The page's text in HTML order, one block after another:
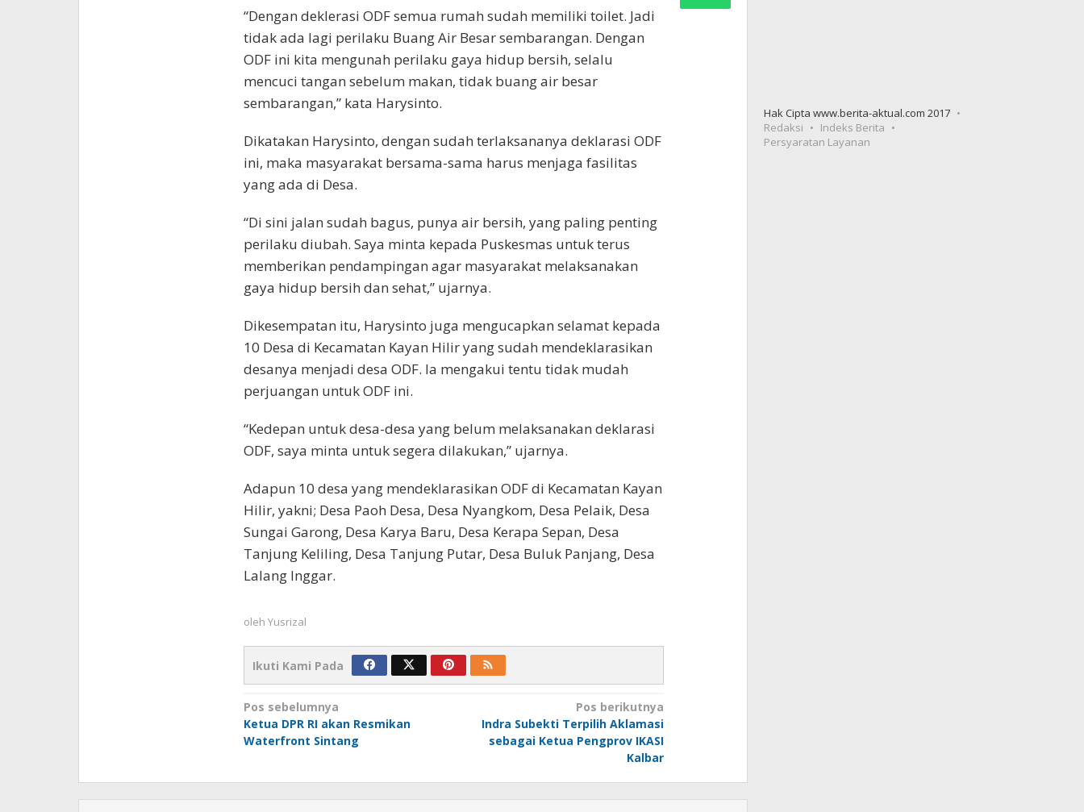
“Dengan deklerasi ODF semua rumah sudah memiliki toilet. Jadi
tidak ada lagi perilaku Buang Air Besar sembarangan. Dengan
ODF ini kita mengunah perilaku gaya hidup bersih, selalu
mencuci tangan sebelum makan, tidak buang air besar
sembarangan,” kata Harysinto.
Dikatakan Harysinto, dengan sudah terlaksananya deklarasi ODF
ini, maka masyarakat bersama-sama harus menjaga fasilitas
yang ada di Desa.
“Di sini jalan sudah bagus, punya air bersih, yang paling penting
perilaku diubah. Saya minta kepada Puskesmas untuk terus
memberikan pendampingan agar masyarakat melaksanakan
gaya hidup bersih dan sehat,” ujarnya.
Dikesempatan itu, Harysinto juga mengucapkan selamat kepada
10 Desa di Kecamatan Kayan Hilir yang sudah mendeklarasikan
desanya menjadi desa ODF. Ia mengakui tentu tidak mudah
perjuangan untuk ODF ini.
“Kedepan untuk desa-desa yang belum melaksanakan deklarasi
ODF, saya minta untuk segera dilakukan,” ujarnya.
Adapun 10 desa yang mendeklarasikan ODF di Kecamatan Kayan
Hilir, yakni; Desa Paoh Desa, Desa Nyangkom, Desa Pelaik, Desa
Sungai Garong, Desa Karya Baru, Desa Kerapa Sepan, Desa
Tanjung Keliling, Desa Tanjung Putar, Desa Buluk Panjang, Desa
Lalang Inggar.
oleh Yusrizal
Ikuti Kami Pada
Navigasi
pos
Pos sebelumnya
Ketua DPR RI akan Resmikan
Waterfront Sintang
Pos berikutnya
Indra Subekti Terpilih Aklamasi
sebagai Ketua Pengprov IKASI
Kalbar
Hak Cipta www.berita-aktual.com 2017
Redaksi
Indeks Berita
Persyaratan Layanan